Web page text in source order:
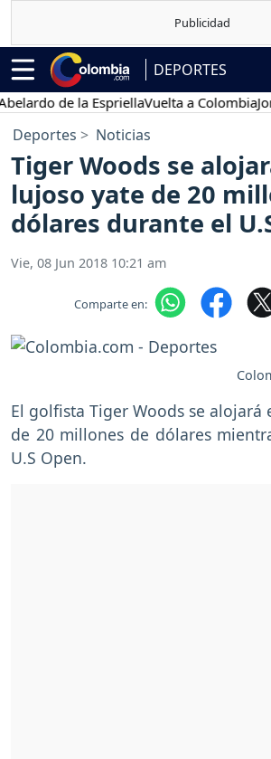
DEPORTES
de la EspriellaVuelta a ColombiaJorge
Deportes Noticias
Tiger Woods se
lujoso yate de 20
dólares durante el
Vie, 08 Jun 2018 10:21 am
Comparte en:
El golfista Tiger Woods se alojará
de 20 millones de dólares
U.S Open.